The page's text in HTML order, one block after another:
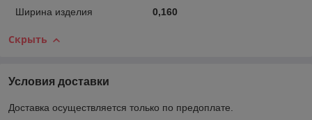
Ширина изделия
0,160
Скрыть
Условия доставки
Доставка осуществляется только по предоплате.